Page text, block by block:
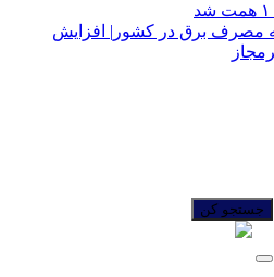
مصرف برق در کشور| افزایش
جستجو کن